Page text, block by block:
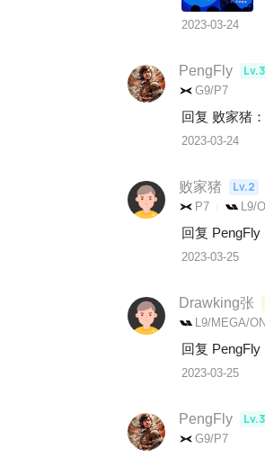
2023-03-24
PengFly Lv.3
G9/P7
回复 败家猪 ：
2023-03-24
败家猪 Lv.2
P7 L9/
回复 PengFly
2023-03-25
Drawking张
L9/MEGA/
回复 PengFly
2023-03-25
PengFly Lv.3
G9/P7